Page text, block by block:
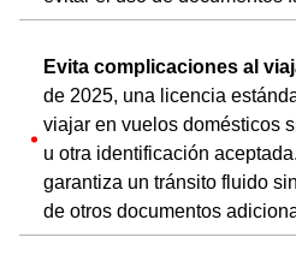
Evita complicaciones al
de 2025, una licencia
viajar en vuelos domésticos
u otra identificación
garantiza un tránsito fluido
de otros documentos